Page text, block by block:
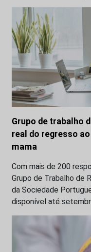
Grupo de trabalho
real do regresso
mama
Com mais de 200
Grupo de Trabalho de
da Sociedade
disponível até